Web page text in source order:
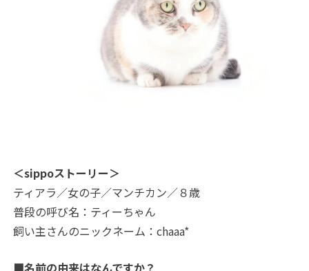
＜sippoストーリー＞
ティアラ／女の子／マンチカン／８歳
普段の呼び名：ティーちゃん
飼い主さんのニックネーム：chaaa*